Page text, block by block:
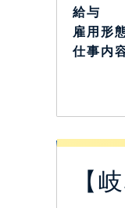
給与
雇⽤形
仕事内
【